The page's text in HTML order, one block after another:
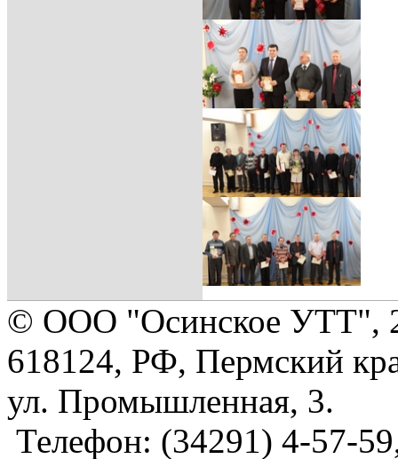
© ООО "Осинское УТТ",
618124, РФ, Пермский
ул. Промышленная, 3.
Телефон: (34291) 4-57-